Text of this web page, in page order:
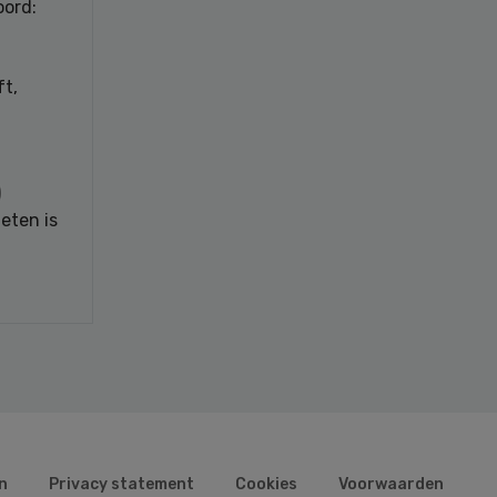
is
Privacy statement Cookies Voorwaarden